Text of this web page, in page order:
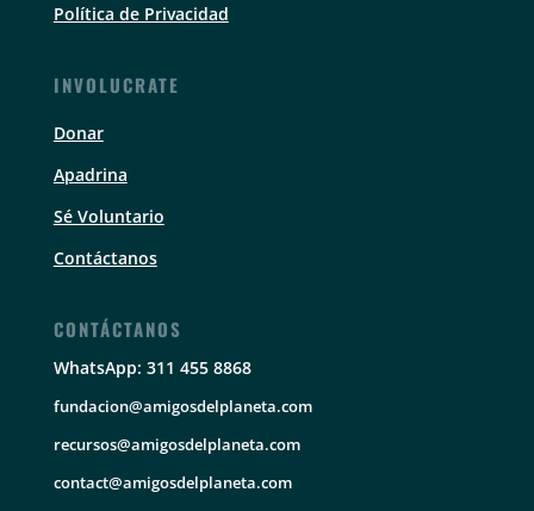
Política de Privacidad
INVOLUCRATE
Donar
Apadrina
Sé Voluntario
Contáctanos
CONTÁCTANOS
WhatsApp: 311 455 8868
fundacion@amigosdelplaneta.com
recursos@amigosdelplaneta.com
contact@amigosdelplaneta.com